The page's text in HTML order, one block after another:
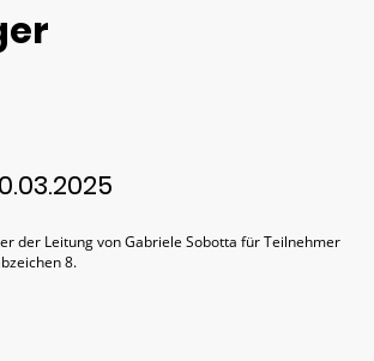
der Leitung von Gabriele Sobotta für Teilnehmer
8.